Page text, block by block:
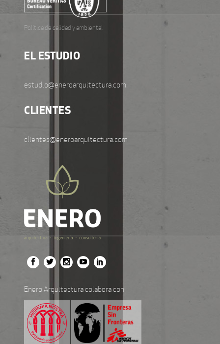
Política de calidad y ambiental
EL ESTUDIO
estudio@eneroarquitectura.com
CLIENTES
clientes@eneroarquitectura.com
Enero Arquitectura colabora con: